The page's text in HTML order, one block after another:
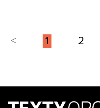
< 1 2